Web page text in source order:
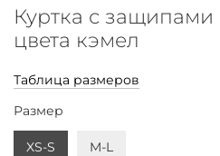
Куртка с
цвета кэмел
Таблица размеров
Размер
XS-S M-L